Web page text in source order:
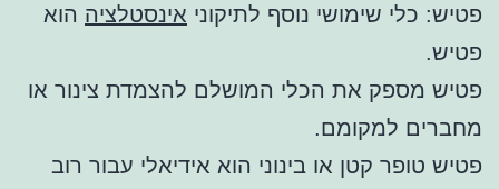
פטיש: כלי שימושי נוסף לתיקוני אינסטלציה הוא
פטיש.
פטיש מספק את הכלי המושלם להצמדת צינור או
מחברים למקומם.
פטיש טופר קטן או בינוני הוא אידיאלי עבור רוב